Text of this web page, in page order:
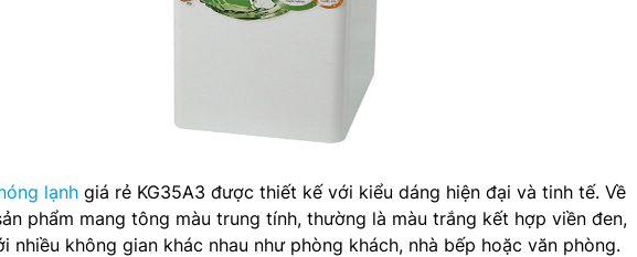
lạnh giá rẻ KG35A3 được thiết kế với kiểu dáng hiện đại và tinh tế. Về
phẩm mang tông màu trung tính, thường là màu trắng kết hợp viền đen,
nhiều không gian khác nhau như phòng khách, nhà bếp hoặc văn phòng.